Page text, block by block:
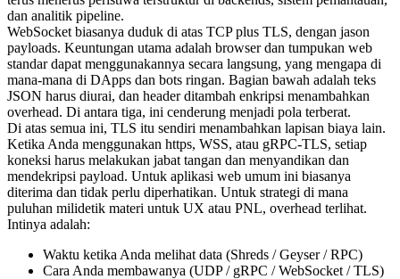
dan analitik pipeline.
WebSocket biasanya duduk di atas TCP plus TLS, dengan jason
payloads. Keuntungan utama adalah browser dan tumpukan web
standar dapat menggunakannya secara langsung, yang mengapa di
mana-mana di DApps dan bots ringan. Bagian bawah adalah teks
JSON harus diurai, dan header ditambah enkripsi menambahkan
overhead. Di antara tiga, ini cenderung menjadi pola terberat.
Di atas semua ini, TLS itu sendiri menambahkan lapisan biaya lain.
Ketika Anda menggunakan https, WSS, atau gRPC-TLS, setiap
koneksi harus melakukan jabat tangan dan menyandikan dan
mendekripsi payload. Untuk aplikasi web umum ini biasanya
diterima dan tidak perlu diperhatikan. Untuk strategi di mana
puluhan milidetik materi untuk UX atau PNL, overhead terlihat.
Intinya adalah:
Waktu ketika Anda melihat data (Shreds / Geyser / RPC)
Cara Anda membawanya (UDP / gRPC / WebSocket / TLS)